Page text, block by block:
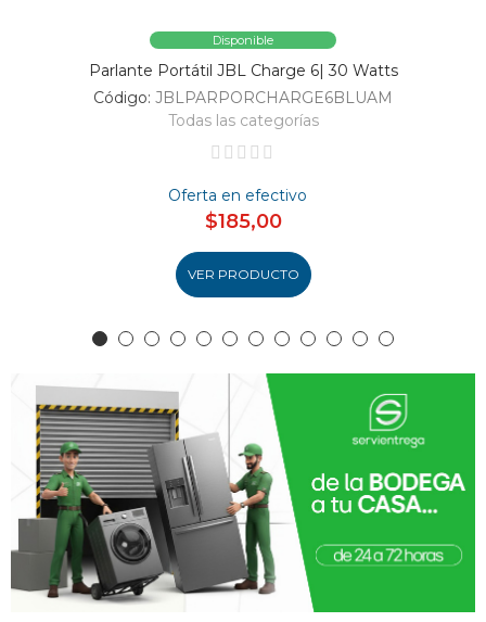
Disponible
Parlante Portátil JBL Charge 6| 30 Watts
Código: JBLPARPORCHARGE6BLUAM
Todas las categorías
Oferta en efectivo
$185,00
VER PRODUCTO